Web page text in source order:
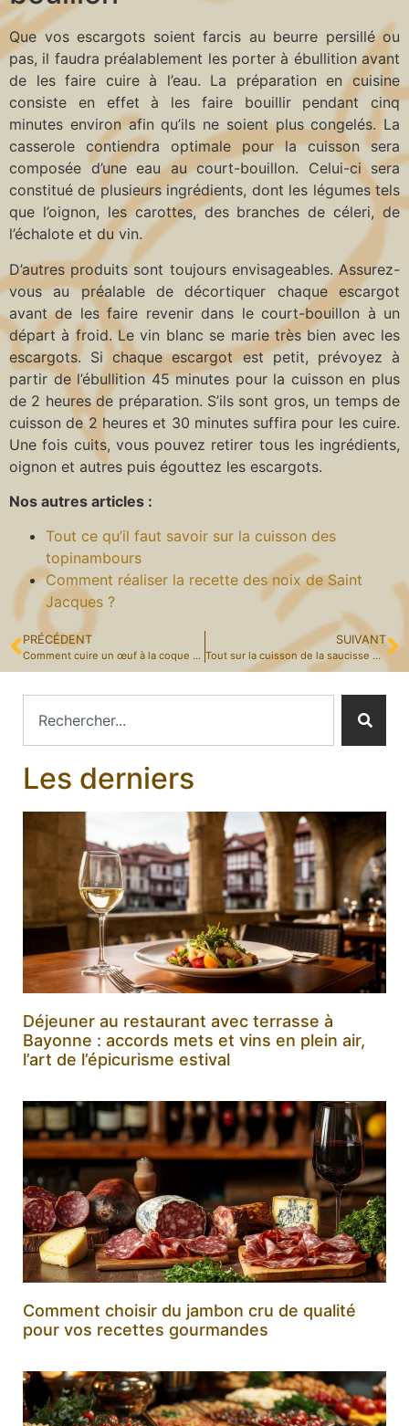
Que vos escargots soient farcis au beurre persillé ou
pas, il faudra préalablement les porter à ébullition avant
de les faire cuire à l’eau. La préparation en cuisine
consiste en effet à les faire bouillir pendant cinq
minutes environ afin qu’ils ne soient plus congelés. La
casserole contiendra optimale pour la cuisson sera
composée d’une eau au court-bouillon. Celui-ci sera
constitué de plusieurs ingrédients, dont les légumes tels
que l’oignon, les carottes, des branches de céleri, de
l’échalote et du vin.
D’autres produits sont toujours envisageables. Assurez-
vous au préalable de décortiquer chaque escargot
avant de les faire revenir dans le court-bouillon à un
départ à froid. Le vin blanc se marie très bien avec les
escargots. Si chaque escargot est petit, prévoyez à
partir de l’ébullition 45 minutes pour la cuisson en plus
de 2 heures de préparation. S’ils sont gros, un temps de
cuisson de 2 heures et 30 minutes suffira pour les cuire.
Une fois cuits, vous pouvez retirer tous les ingrédients,
oignon et autres puis égouttez les escargots.
Nos autres articles :
Tout ce qu’il faut savoir sur la cuisson des
topinambours
Comment réaliser la recette des noix de Saint
Jacques ?
PRÉCÉDENT
Comment cuire un œuf à la coque parfait ?
SUIVANT
Tout sur la cuisson de la saucisse de Toulouse
Les derniers
Déjeuner au restaurant avec terrasse à
Bayonne : accords mets et vins en plein air,
l’art de l’épicurisme estival
Comment choisir du jambon cru de qualité
pour vos recettes gourmandes